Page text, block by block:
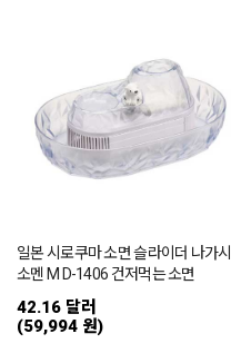
일본 시로쿠마 소면 슬라이더 나가시
소멘 M D-1406 건저먹는 소면
42.16 달러
(59,994 원)